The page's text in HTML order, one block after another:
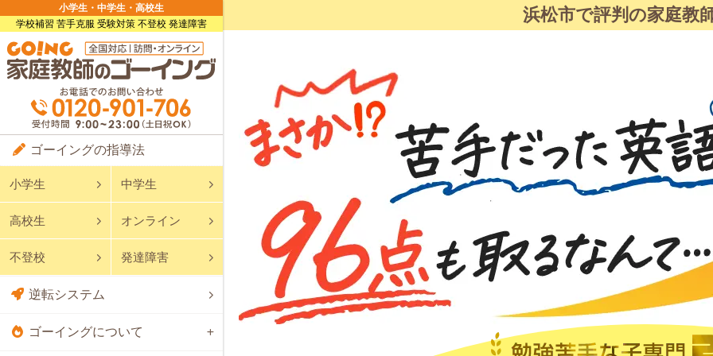
小学生・中学生・高校生
学校補習 苦手克服 受験対策 不登校 発達障害
浜松市で評判の家庭教
ゴーイングの指導法
小学生 中学生
高校生 オンライン
不登校 発達障害
逆転システム
ゴーイングについて